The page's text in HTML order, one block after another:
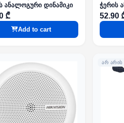
ანალოგური დინამიკი
₾
Add to cart
ჭერის
52.90
ᲐᲠ ᲐᲠᲘᲡ